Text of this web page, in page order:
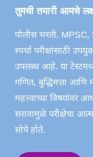
तुमची तयारी आमचे
पोलीस भरती, MPSC,
स्पर्धा परीक्षांसाठी
उपलब्ध आहे. या टेस्टमध्ये
गणित, बुद्धिमत्ता आणि
महत्त्वाच्या विषयांवर
सरावामुळे परीक्षेचा
सोपे होते.